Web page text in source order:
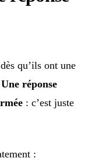
qu’ils ont une
Une réponse
: c’est juste
: